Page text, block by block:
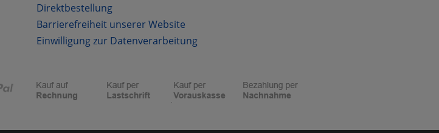
Direktbestellung
Barrierefreiheit unserer Website
Einwilligung zur Datenverarbeitung